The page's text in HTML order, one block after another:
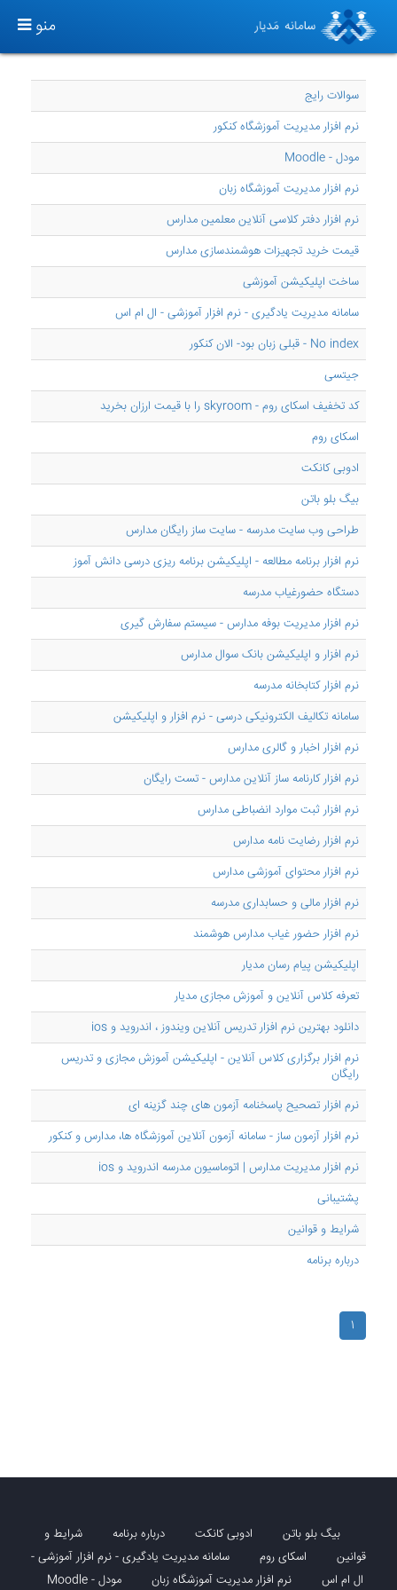
منو
سوالات رایج
نرم افزار مدیریت آموزشگاه کنکور
مودل - Moodle
نرم افزار مدیریت آموزشگاه زبان
نرم افزار دفتر کلاسی آنلاین معلمین مدارس
قیمت خرید تجهیزات هوشمندسازی مدارس
ساخت اپلیکیشن آموزشی
سامانه مدیریت یادگیری - نرم افزار آموزشی - ال ام اس
No index - قبلی زبان بود- الان کنکور
جیتسی
کد تخفیف اسکای روم - skyroom را با قیمت ارزان بخرید
اسکای روم
ادوبی کانکت
بیگ بلو باتن
طراحی وب سایت مدرسه - سایت ساز رایگان مدارس
نرم افزار برنامه مطالعه - اپلیکیشن برنامه ریزی درسی دانش آموز
دستگاه حضورغیاب مدرسه
نرم افزار مدیریت بوفه مدارس - سیستم سفارش گیری
نرم افزار و اپلیکیشن بانک سوال مدارس
نرم افزار کتابخانه مدرسه
سامانه تکالیف الکترونیکی درسی - نرم افزار و اپلیکیشن
نرم افزار اخبار و گالری مدارس
نرم افزار کارنامه ساز آنلاین مدارس - تست رایگان
نرم افزار ثبت موارد انضباطی مدارس
نرم افزار رضایت نامه مدارس
نرم افزار محتوای آموزشی مدارس
نرم افزار مالی و حسابداری مدرسه
نرم افزار حضور غیاب مدارس هوشمند
اپلیکیشن پیام رسان مدیار
تعرفه کلاس آنلاین و آموزش مجازی مدیار
دانلود بهترین نرم افزار تدریس آنلاین ویندوز ، اندروید و ios
نرم افزار برگزاری کلاس آنلاین - اپلیکیشن آموزش مجازی و تدریس
رایگان
نرم افزار تصحیح پاسخنامه آزمون های چند گزینه ای
نرم افزار آزمون ساز - سامانه آزمون آنلاین آموزشگاه ها، مدارس و کنکور
نرم افزار مدیریت مدارس | اتوماسیون مدرسه اندروید و ios
پشتیبانی
شرایط و قوانین
درباره برنامه
1
بیگ بلو باتن ادوبی کانکت درباره برنامه
شرایط و
قوانین
اسکای روم
سامانه مدیریت یادگیری - نرم افزار آموزشی -
ال ام اس
نرم افزار مدیریت آموزشگاه زبان مودل - Moodle